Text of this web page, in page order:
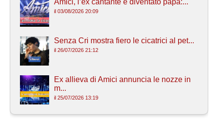
il 03/08/2026 20:09
Senza Cri mostra fiero le cicatrici al pet...
il 26/07/2026 21:12
Ex allieva di Amici annuncia le nozze in
m...
il 25/07/2026 13:19